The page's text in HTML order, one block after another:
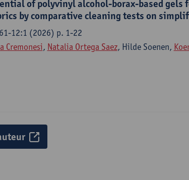
of polyvinyl alcohol-borax-based gels
by comparative cleaning tests on
12:1 (2026) p. 1-22
Cremonesi, Natalia Ortega Saez, Hilde Soenen,